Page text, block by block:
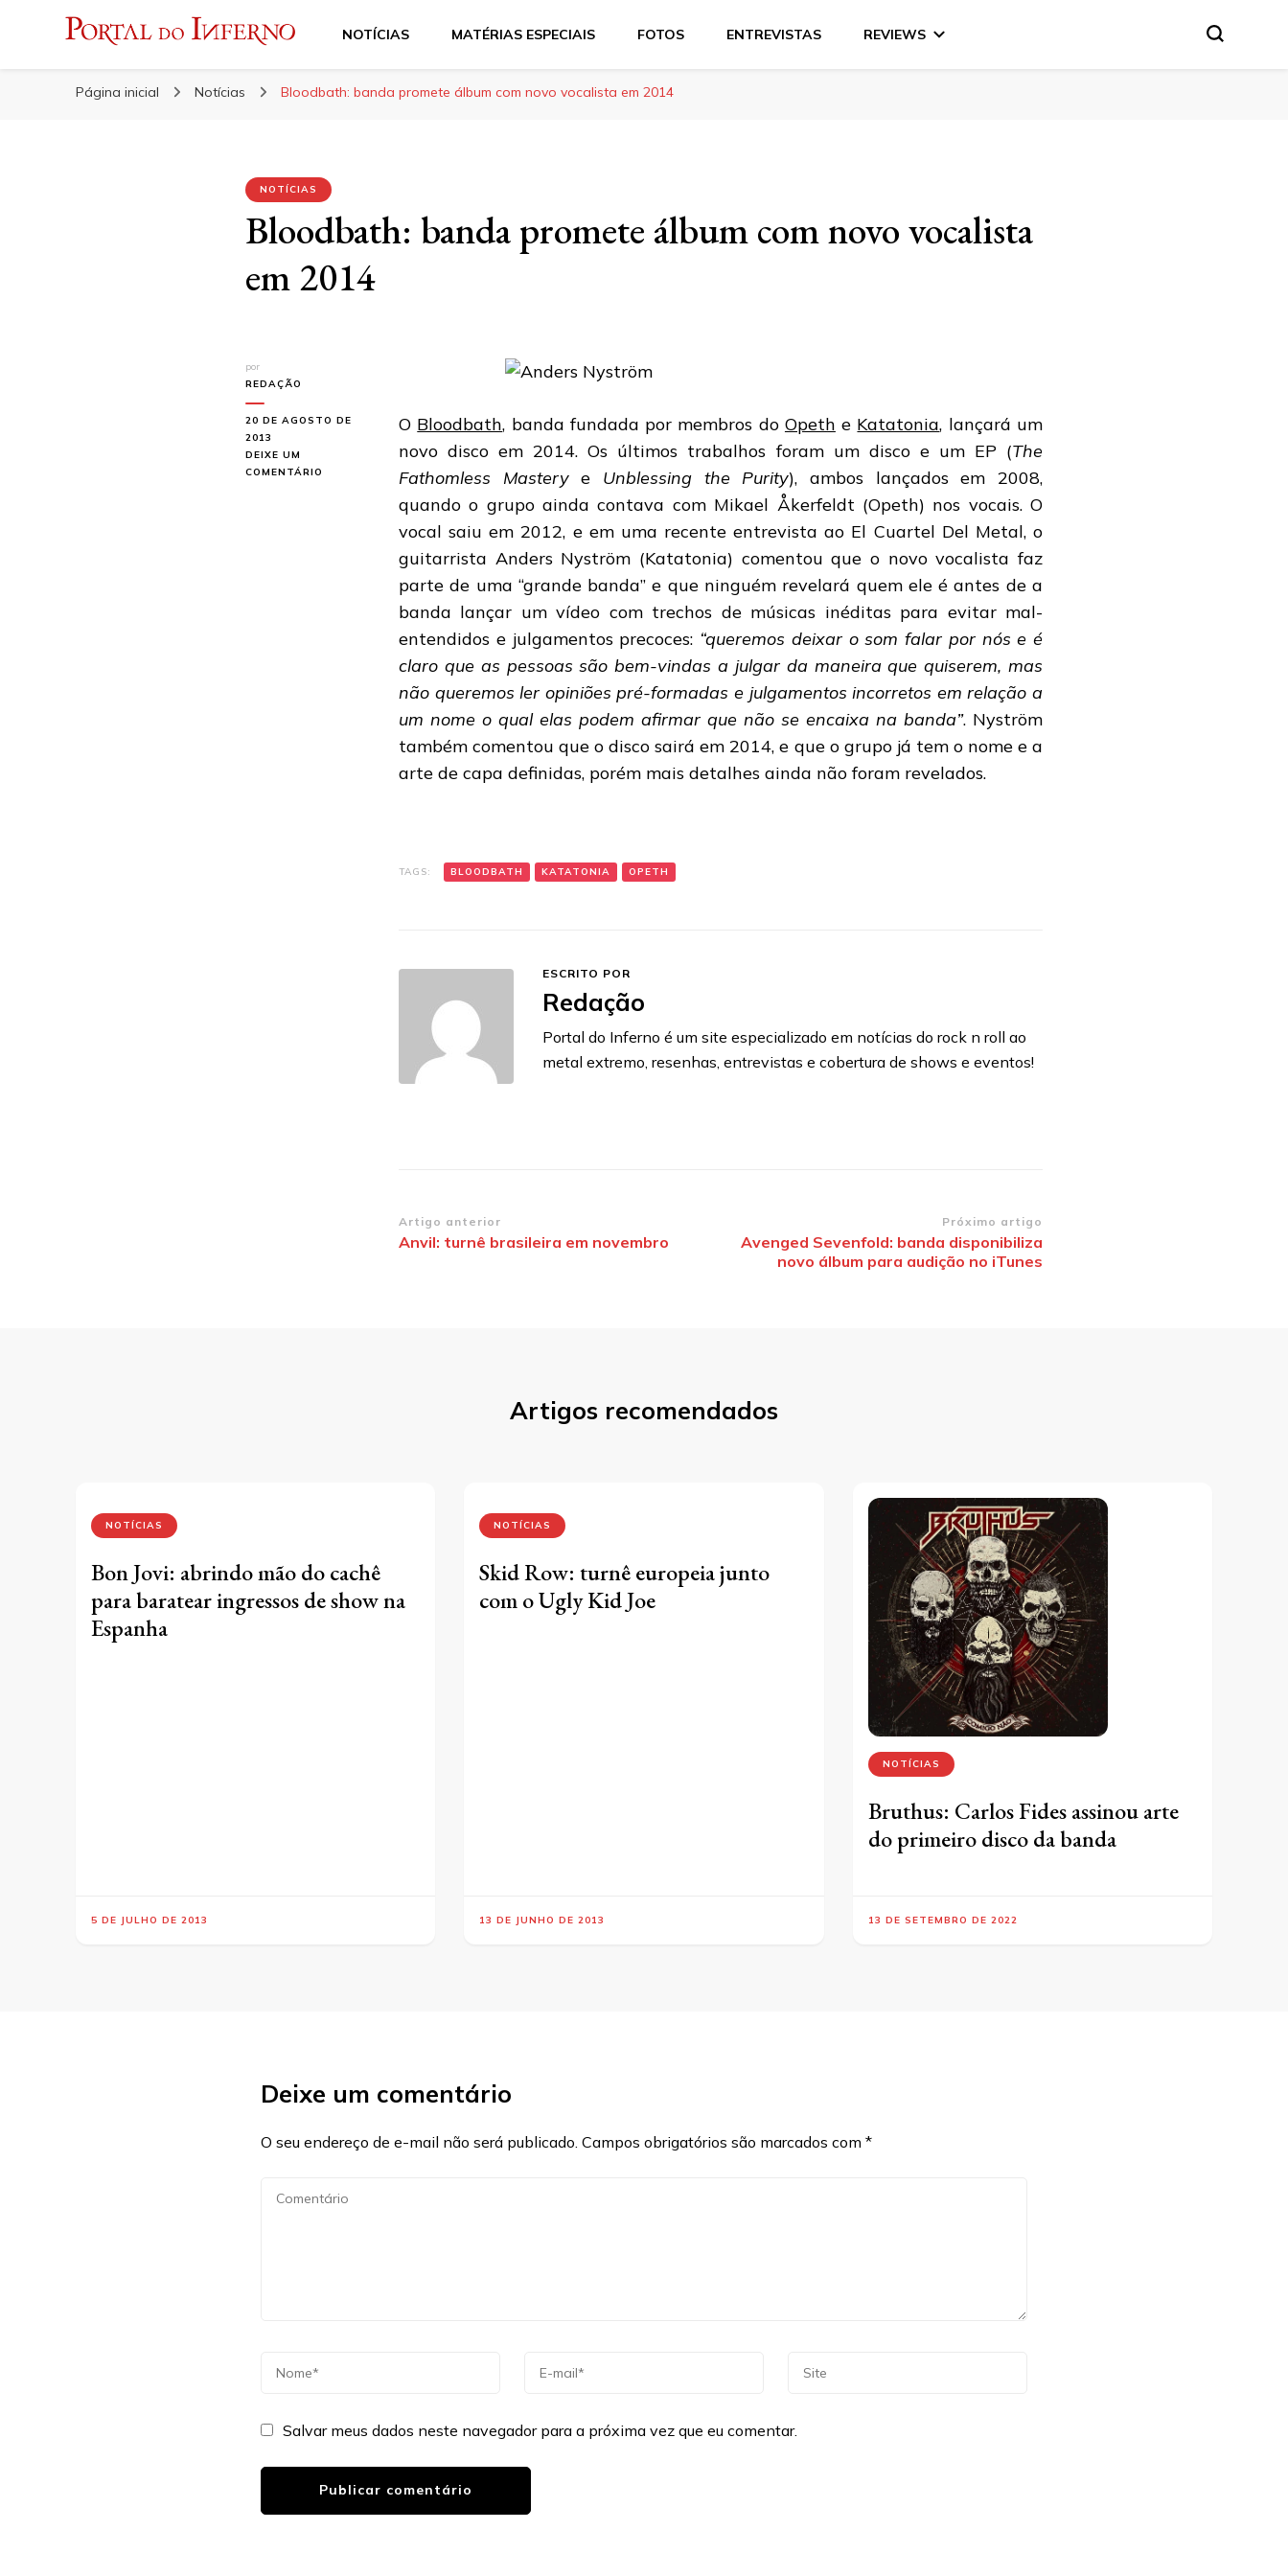
Portal do Inferno
NOTÍCIAS MATÉRIAS ESPECIAIS FOTOS ENTREVISTAS REVIEWS
Página inicial Notícias Bloodbath: banda promete álbum com novo vocalista em 2014
NOTÍCIAS
Bloodbath: banda promete álbum com novo vocalista
em 2014
por
REDAÇÃO
20 DE AGOSTO DE
2013
DEIXE UM
COMENTÁRIO
O Bloodbath, banda fundada por membros do Opeth e Katatonia, lançará um
novo disco em 2014. Os últimos trabalhos foram um disco e um EP (The
Fathomless Masterye Unblessing the Purity), ambos lançados em 2008,
quando o grupo ainda contava com Mikael Åkerfeldt (Opeth) nos vocais. O
vocal saiu em 2012, e em uma recente entrevista ao El Cuartel Del Metal, o
guitarrista Anders Nyström (Katatonia) comentou que o novo vocalista faz
parte de uma “grande banda” e que ninguém revelará quem ele é antes de a
banda lançar um vídeo com trechos de músicas inéditas para evitar mal-
entendidos e julgamentos precoces: “queremos deixar o som falar por nós e é
claro que as pessoas são bem-vindas a julgar da maneira que quiserem, mas
não queremos ler opiniões pré-formadas e julgamentos incorretos em relação a
um nome o qual elas podem afirmar que não se encaixa na banda”. Nyström
também comentou que o disco sairá em 2014, e que o grupo já tem o nome e a
arte de capa definidas, porém mais detalhes ainda não foram revelados.
TAGS: BLOODBATH KATATONIA OPETH
ESCRITO POR
Redação
Portal do Inferno é um site especializado em notícias do rock n roll ao
metal extremo, resenhas, entrevistas e cobertura de shows e eventos!
Navegação
de
Artigo anterior
Anvil: turnê brasileira em novembro
Próximo artigo
Avenged Sevenfold: banda disponibiliza
novo álbum para audição no iTunes
Artigos recomendados
NOTÍCIAS
Bon Jovi: abrindo mão do cachê
para baratear ingressos de show na
Espanha
5 DE JULHO DE 2013
NOTÍCIAS
Skid Row: turnê europeia junto
com o Ugly Kid Joe
13 DE JUNHO DE 2013
NOTÍCIAS
Bruthus: Carlos Fides assinou arte
do primeiro disco da banda
13 DE SETEMBRO DE 2022
Deixe um comentário
O seu endereço de e-mail não será publicado. Campos obrigatórios são marcados com *
Salvar meus dados neste navegador para a próxima vez que eu comentar.